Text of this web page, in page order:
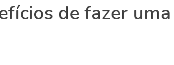
de fazer uma